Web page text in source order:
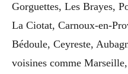
Gorguettes, Les Brayes,
La Ciotat, Carnoux-en-
Bédoule, Ceyreste,
voisines comme